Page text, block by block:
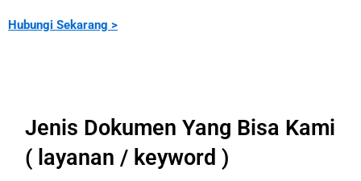
Hubungi Sekarang >
Jenis Dokumen Yang Bisa Kami
( layanan / keyword )